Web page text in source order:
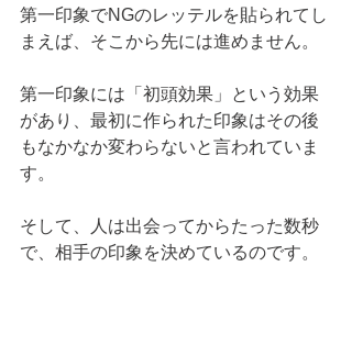
第一印象でNGのレッテルを貼られてし
まえば、そこから先には進めません。
第一印象には「初頭効果」という効果
があり、最初に作られた印象はその後
もなかなか変わらないと言われていま
す。
そして、人は出会ってからたった数秒
で、相手の印象を決めているのです。